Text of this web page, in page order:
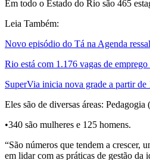
Em todo o Estado do Rio são 465
Leia Também:
Novo episódio do Tá na Agenda
Rio está com 1.176 vagas de emprego
SuperVia inicia nova grade a partir de
Eles são de diversas áreas:
•340 são mulheres e 125 homens.
“São números que tendem a crescer,
em lidar com as práticas de gestão